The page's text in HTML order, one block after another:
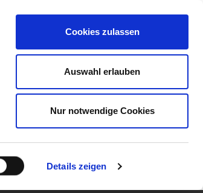
Details zeigen
Cookies zulassen
Auswahl erlauben
Nur notwendige Cookies